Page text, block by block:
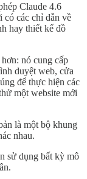
Claude 4.6
có các chỉ dẫn về
hay thiết kế đồ
nó cung cấp
duyệt web, cửa
để thực hiện các
một website mới
là một bộ khung
nhau.
sử dụng bất kỳ mô